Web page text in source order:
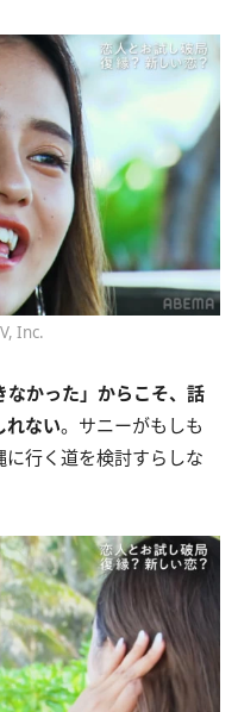
Inc.
なかった」からこそ、話
れない。サニーがもしも
行く道を検討すらしな